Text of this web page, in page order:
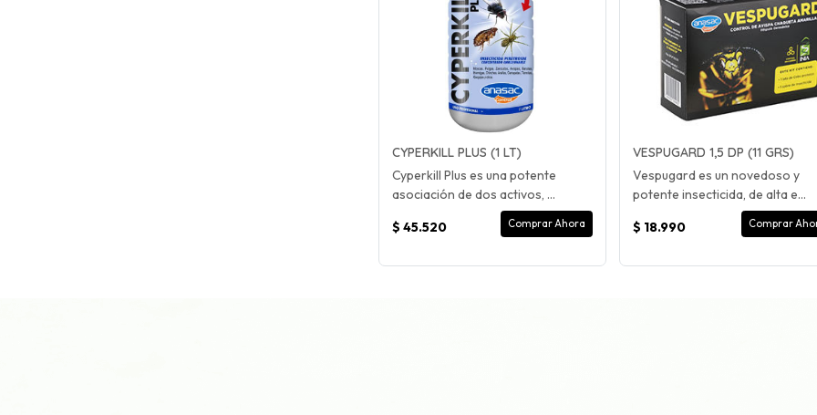
CYPERKILL PLUS (1 LT)
Cyperkill Plus es una potente
asociación de dos activos, ...
$ 45.520
Comprar Ahora
VESPUGARD 1,5 DP (11 GRS)
Vespugard es un novedoso y
potente insecticida, de alta e...
$ 18.990
Comprar